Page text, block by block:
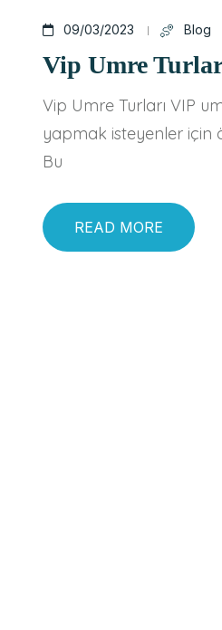
09/03/2023 Blog
Vip Umre
Vip Umre Turları VIP
yapmak isteyenler için
Bu
READ MORE